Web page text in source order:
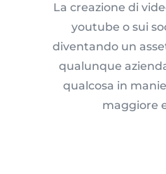
La creazione di
youtube o sui
diventando un
qualunque
qualcosa in
maggiore